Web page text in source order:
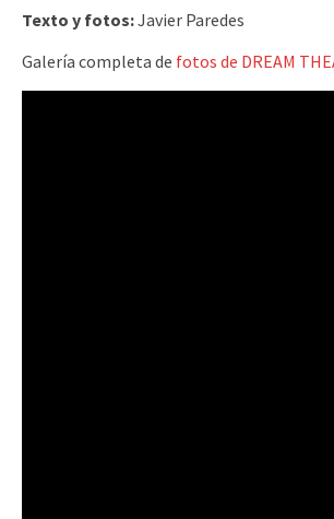
Texto y fotos:Javier Paredes
Galería completa de fotos de DREAM